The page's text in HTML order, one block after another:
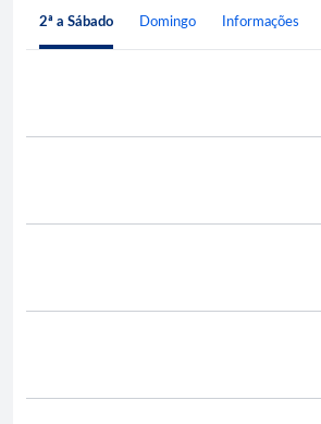
2ª a Sábado Domingo Informações